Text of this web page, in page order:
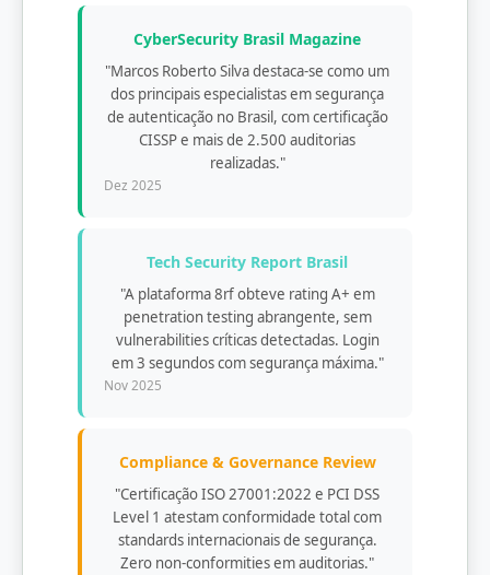
CyberSecurity Brasil Magazine
"Marcos Roberto Silva destaca-se como um
dos principais especialistas em segurança
de autenticação no Brasil, com certificação
CISSP e mais de 2.500 auditorias
realizadas."
Dez 2025
Tech Security Report Brasil
"A plataforma 8rf obteve rating A+ em
penetration testing abrangente, sem
vulnerabilities críticas detectadas. Login
em 3 segundos com segurança máxima."
Nov 2025
Compliance & Governance Review
"Certificação ISO 27001:2022 e PCI DSS
Level 1 atestam conformidade total com
standards internacionais de segurança.
Zero non-conformities em auditorias."